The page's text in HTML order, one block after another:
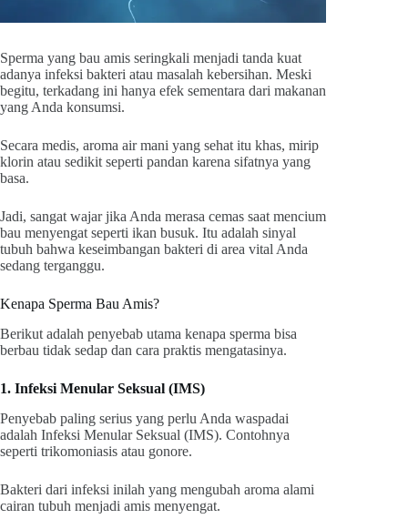
Sperma yang bau amis seringkali menjadi tanda kuat
adanya infeksi bakteri atau masalah kebersihan. Meski
begitu, terkadang ini hanya efek sementara dari makanan
yang Anda konsumsi.
Secara medis, aroma air mani yang sehat itu khas, mirip
klorin atau sedikit seperti pandan karena sifatnya yang
basa.
Jadi, sangat wajar jika Anda merasa cemas saat mencium
bau menyengat seperti ikan busuk. Itu adalah sinyal
tubuh bahwa keseimbangan bakteri di area vital Anda
sedang terganggu.
Kenapa Sperma Bau Amis?
Berikut adalah penyebab utama kenapa sperma bisa
berbau tidak sedap dan cara praktis mengatasinya.
1. Infeksi Menular Seksual (IMS)
Penyebab paling serius yang perlu Anda waspadai
adalah Infeksi Menular Seksual (IMS). Contohnya
seperti trikomoniasis atau gonore.
Bakteri dari infeksi inilah yang mengubah aroma alami
cairan tubuh menjadi amis menyengat.